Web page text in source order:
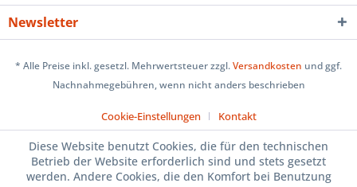
Newsletter
* Alle Preise inkl. gesetzl. Mehrwertsteuer zzgl.Versandkosten und ggf.
Nachnahmegebühren, wenn nicht anders beschrieben
Cookie-Einstellungen Kontakt
Diese Website benutzt Cookies, die für den technischen
Betrieb der Website erforderlich sind und stets gesetzt
werden. Andere Cookies, die den Komfort bei Benutzung